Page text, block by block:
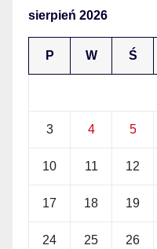
sierpień 2026
P W Ś
3 4 5
10 11 12
17 18 19
24 25 26